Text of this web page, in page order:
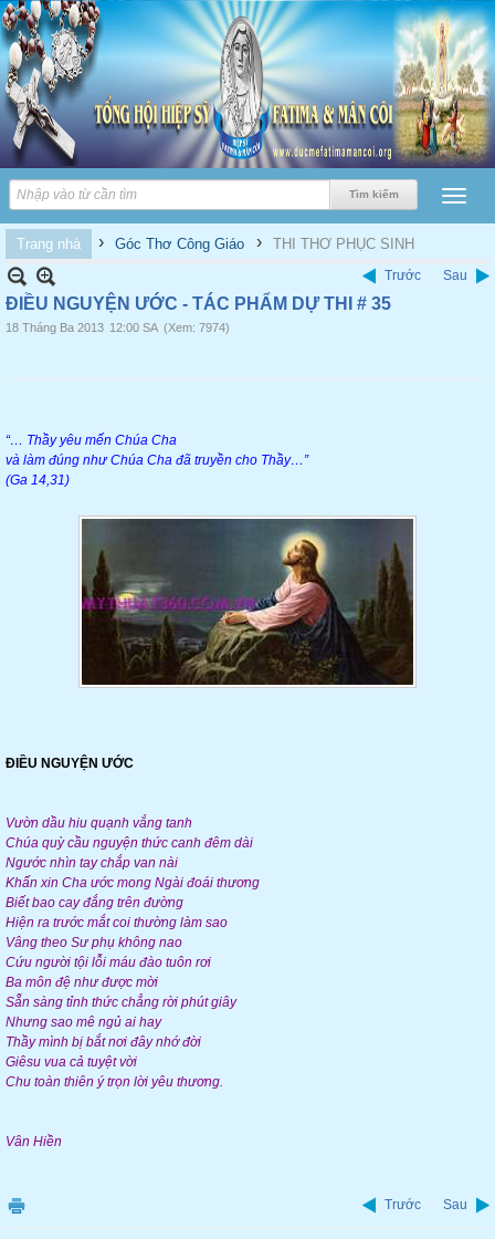
Trang nhà › Góc Thơ Công Giáo › THI THƠ PHỤC SINH
Trước Sau
ĐIỀU NGUYỆN ƯỚC - TÁC PHẨM DỰ THI # 35
18 Tháng Ba 2013 12:00 SA (Xem: 7974)
“… Thầy yêu mến Chúa Cha
và làm đúng như Chúa Cha đã truyền cho Thầy…”
(Ga 14,31)
ĐIỀU NGUYỆN ƯỚC
Vườn dầu hiu quạnh vắng tanh
Chúa quỳ cầu nguyện thức canh đêm dài
Ngước nhìn tay chắp van nài
Khấn xin Cha ước mong Ngài đoái thương
Biết bao cay đắng trên đường
Hiện ra trước mắt coi thường làm sao
Vâng theo Sư phụ không nao
Cứu người tội lỗi máu đào tuôn rơi
Ba môn đệ như được mời
Sẵn sàng tỉnh thức chẳng rời phút giây
Nhưng sao mê ngủ ai hay
Thầy mình bị bắt nơi đây nhớ đời
Giêsu vua cả tuyệt vời
Chu toàn thiên ý trọn lời yêu thương.
Vân Hiền
Trước Sau